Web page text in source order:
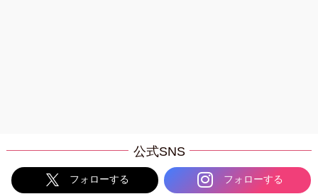
公式SNS
フォローする フォローする